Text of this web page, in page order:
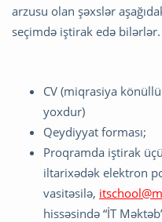
arzusu olan şəxslər
seçimdə iştirak edə bilərlər.
CV (miqrasiya
yoxdur)
Qeydiyyat forması;
Proqramda iştirak
iltarixədək elektron
vasitəsilə,
hissəsində “İT